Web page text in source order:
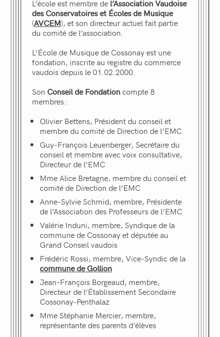
L’école est membre de l’Association Vaudoise
des Conservatoires et Écoles de Musique
(AVCEM), et son directeur actuel fait partie
du comité de l’association.
L’École de Musique de Cossonay est une
fondation, inscrite au registre du commerce
vaudois depuis le 01.02.2000.
Son Conseil de Fondationcompte 8
membres:
Olivier Bettens, Président du conseil et
membre du comité de Direction de l’EMC
Guy-François Leuenberger, Secrétaire du
conseil et membre avec voix consultative,
Directeur de l’EMC
Mme Alice Bretagne, membre du conseil et
comité de Direction de l’EMC
Anne-Sylvie Schmid, membre, Présidente
de l’Association des Professeurs de l’EMC
Valérie Induni, membre, Syndique de la
commune de Cossonayet députée au
Grand Conseil vaudois
Frédéric Rossi, membre, Vice-Syndic de la
commune de Gollion
Jean-François Borgeaud, membre,
Directeur de l’Établissement Secondaire
Cossonay-Penthalaz
Mme Stéphanie Mercier, membre,
représentante des parents d’élèves